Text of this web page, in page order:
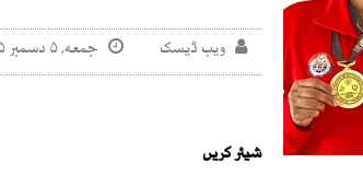
ویب ڈیسک جمعه, ۵ دسمبر ۲۰۲۵
شیئر کریں